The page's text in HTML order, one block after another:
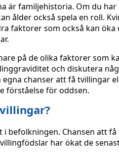
är familjehistoria. Om du
ålder också spela en roll.
faktorer som också kan
på de olika faktorer som
och diskutera
chanser att få tvillingar
förståelse för oddsen.
befolkningen. Chansen att
har ökat de